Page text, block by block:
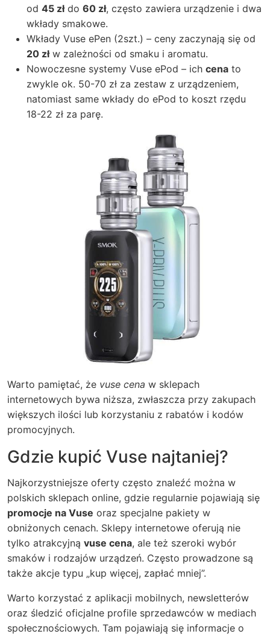
od 45 złdo 60 zł, często zawiera urządzenie i dwa
wkłady smakowe.
Wkłady Vuse ePen (2szt.) – ceny zaczynają się od
20 złw zależności od smaku i aromatu.
Nowoczesne systemy Vuse ePod – ich cena to
zwykle ok. 50-70 zł za zestaw z urządzeniem,
natomiast same wkłady do ePod to koszt rzędu
18-22 zł za parę.
Warto pamiętać, że vuse cena w sklepach
internetowych bywa niższa, zwłaszcza przy zakupach
większych ilości lub korzystaniu z rabatów i kodów
promocyjnych.
Gdzie kupić Vuse najtaniej?
Najkorzystniejsze oferty często znaleźć można w
polskich sklepach online, gdzie regularnie pojawiają się
promocje na Vuse oraz specjalne pakiety w
obniżonych cenach. Sklepy internetowe oferują nie
tylko atrakcyjną vuse cena, ale też szeroki wybór
smaków i rodzajów urządzeń. Często prowadzone są
także akcje typu „kup więcej, zapłać mniej”.
Warto korzystać z aplikacji mobilnych, newsletterów
oraz śledzić oficjalne profile sprzedawców w mediach
społecznościowych. Tam pojawiają się informacje o